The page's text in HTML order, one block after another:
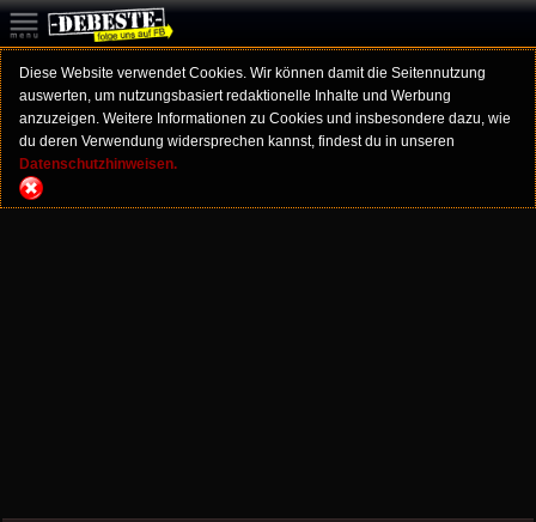
Diese Website verwendet Cookies. Wir können damit die Seitennutzung
auswerten, um nutzungsbasiert redaktionelle Inhalte und Werbung
anzuzeigen. Weitere Informationen zu Cookies und insbesondere dazu, wie
du deren Verwendung widersprechen kannst, findest du in unseren
Datenschutzhinweisen.